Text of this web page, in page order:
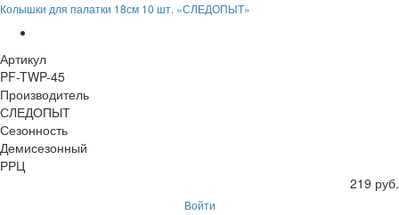
Колышки для палатки 18см 10 шт. «СЛЕДОПЫТ»
Артикул
PF-TWP-45
Производитель
СЛЕДОПЫТ
Сезонность
Демисезонный
РРЦ
219 руб.
Войти